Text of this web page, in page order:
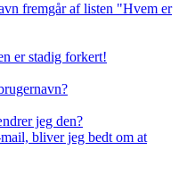
fremgår af listen "Hvem er
er stadig forkert!
jeg den?
bliver jeg bedt om at